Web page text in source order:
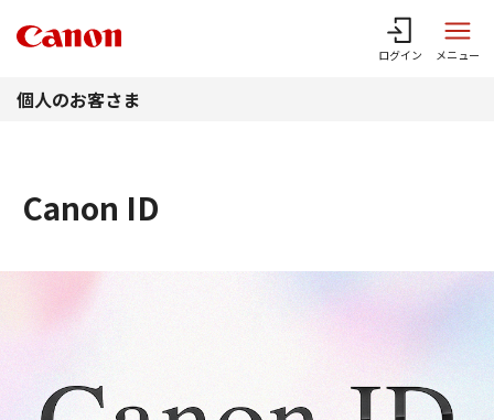
ログイン メニュー
個人のお客さま
Canon ID